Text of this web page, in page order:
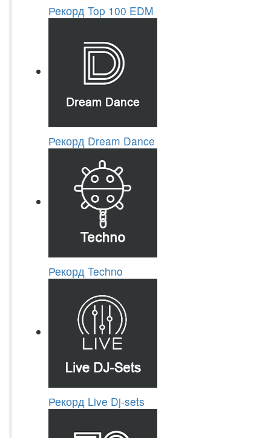
Рекорд Top 100 EDM
Рекорд Dream Dance
Рекорд Techno
Рекорд Live Dj-sets